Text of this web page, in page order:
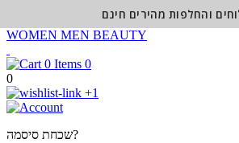
WOMEN MEN BEAUTY
0
0
+1
שכחת סיסמה?
והחלפות מהירים חינם